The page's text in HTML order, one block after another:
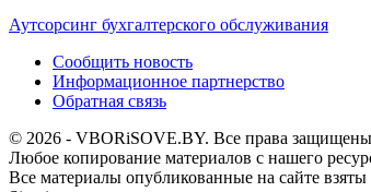
Аутсорсинг бухгалтерского обслуживания
Сообщить новость
Информационное партнерство
Обратная связь
© 2026 - VBORiSOVE.BY. Все права
Любое копирование материалов с нашего
Все материалы опубликованные на сайте